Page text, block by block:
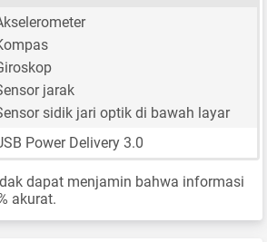
jarak
sidik jari optik di bawah layar
Power Delivery 3.0
dapat menjamin bahwa informasi
akurat.